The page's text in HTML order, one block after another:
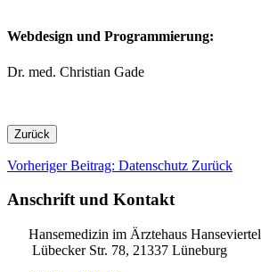
Webdesign und Programmierung:
Dr. med. Christian Gade
Zurück
Vorheriger Beitrag: Datenschutz Zurück
Anschrift und Kontakt
Hansemedizin im Ärztehaus Hanseviertel
Lübecker Str. 78, 21337 Lüneburg